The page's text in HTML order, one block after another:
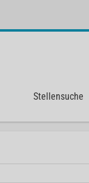
Stellensuche